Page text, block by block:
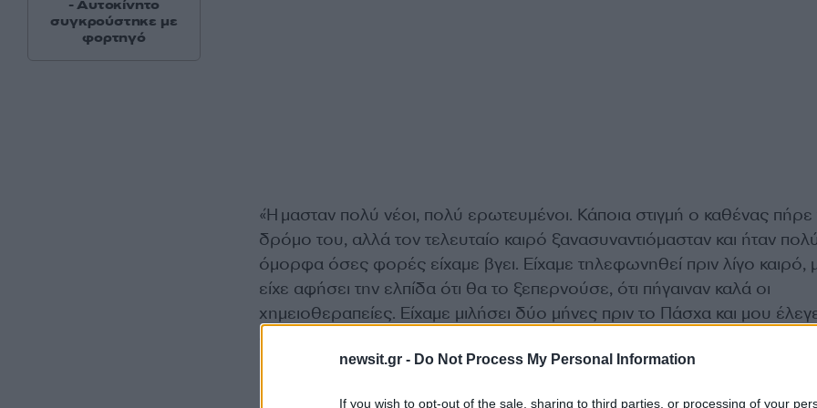
newsit.gr - Do Not Process My Personal Information
If you wish to opt-out of the sale, sharing to third parties, or processing of your
«Ήμασταν πολύ νέοι, πολύ ερωτευμένοι. Κάποια στιγμή ο καθένας πήρε
δρόμο του, αλλά τον τελευταίο καιρό ξανασυναντιόμασταν και ήταν πολύ
όμορφα όσες φορές είχαμε βγει. Είχαμε τηλεφωνηθεί πριν λίγο καιρό,
είχε αφήσει την ελπίδα ότι θα το ξεπερνούσε, ότι πήγαιναν καλά οι
χημειοθεραπείες. Είχαμε μιλήσει δύο μήνες πριν το Πάσχα και μου
- Αυτοκίνητο
συγκρούστηκε με
φορτηγό